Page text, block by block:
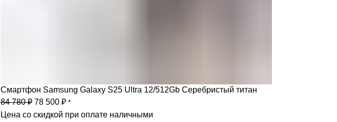
Смартфон Samsung Galaxy S25 Ultra 12/512Gb Серебристый титан
84 780₽ Первоначальная
цена
78 500 ₽Текущая
цена:
*
Цена со скидкой при оплате наличными